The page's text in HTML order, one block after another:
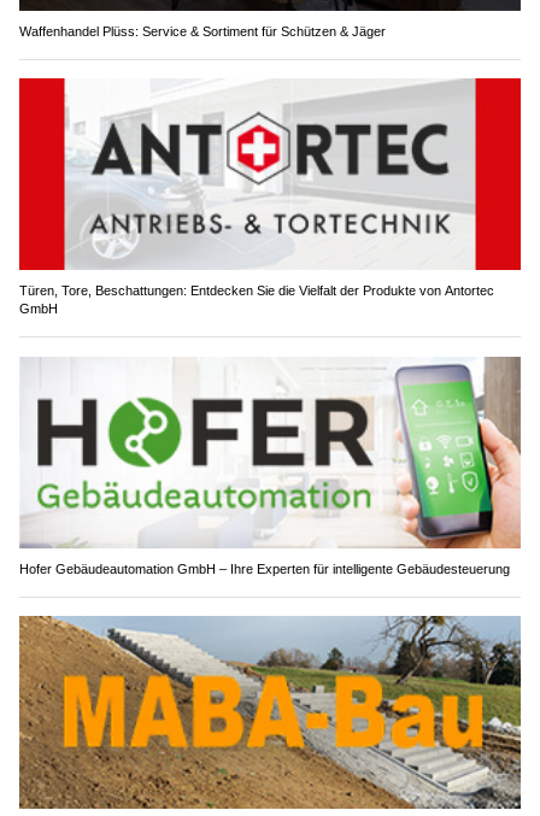
Waffenhandel Plüss: Service & Sortiment für Schützen & Jäger
Türen, Tore, Beschattungen: Entdecken Sie die Vielfalt der Produkte von Antortec
GmbH
Hofer Gebäudeautomation GmbH – Ihre Experten für intelligente Gebäudesteuerung